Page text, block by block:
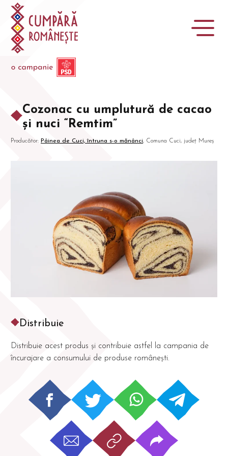
Cozonac cu umplutură de cacao
și nuci “Remtim”
Producător: Pâinea de Cuci, întruna s-o mănânci, Comuna Cuci, județ Mureș
Distribuie
Distribuie acest produs și contribuie astfel la campania de
încurajare a consumului de produse românești.